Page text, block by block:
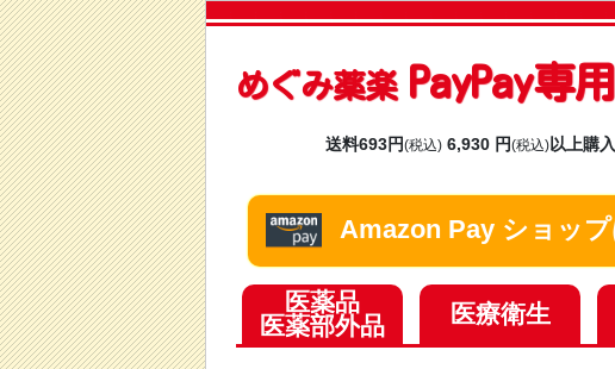
めぐみ薬楽 PayPay専
送料693円(税込) 6,930 円(税込) 以上購
Amazon Pay ショッ
医薬品
医薬部外品
医療衛生